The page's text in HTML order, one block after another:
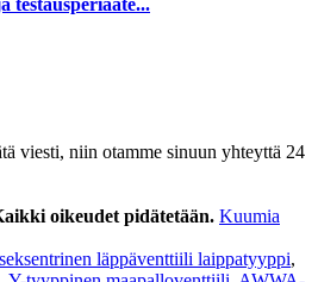
testausperiaate...
viesti, niin otamme sinuun yhteyttä 24
oikeudet pidätetään. Kuumia
läppäventtiili laippatyyppi,